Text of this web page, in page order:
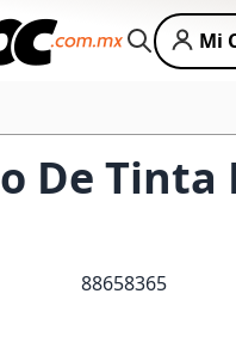
Buscar
Mi
De Tinta